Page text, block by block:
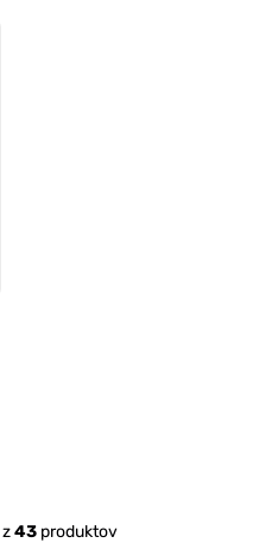
z43 produktov